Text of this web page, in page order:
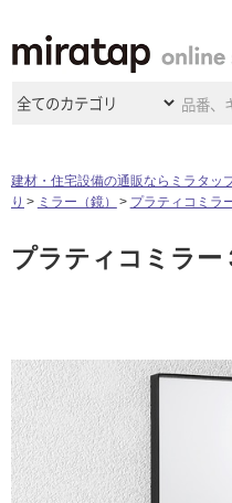
商品
キッチン
扉
ウッドデッキ
収納
施
施工事例
店舗・施設事例
ショ
大阪ショールーム
名古屋ショールーム
福岡ショールーム
サ
ご利用ガイド
よくある質問
ミラタップと創る家
ASOLIE
建材・住宅設備の通販ならミラタッ
り
ミラー（鏡） プラティコミラ
プラティコミラー
タ
ル
屋
内
床・